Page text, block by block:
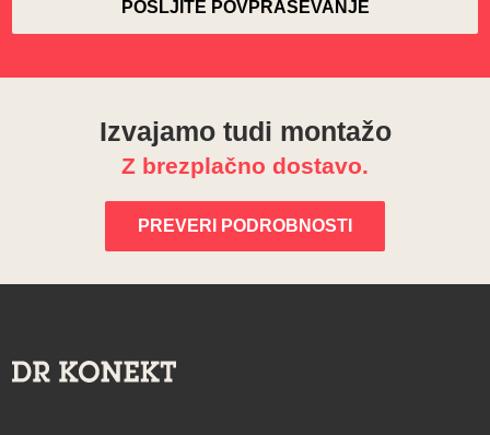
Izvajamo tudi montažo
Z brezplačno dostavo.
PREVERI PODROBNOSTI